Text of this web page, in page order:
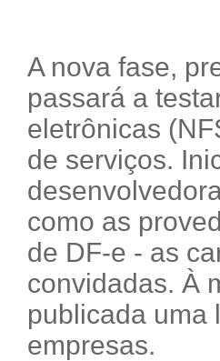
A nova fase,
passará a
eletrônicas
de serviços.
como as
de DF-e - as
convidadas. À
publicada uma
empresas.